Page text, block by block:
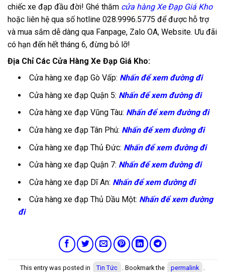
chiếc xe đạp đầu đời! Ghé thăm cửa hàng Xe Đạp Giá Kho
hoặc liên hệ qua số hotline 028.9996.5775 để được hỗ trợ
và mua sắm dễ dàng qua Fanpage, Zalo OA, Website. Ưu đãi
có hạn đến hết tháng 6, đừng bỏ lỡ!
Địa Chỉ Các Cửa Hàng Xe Đạp Giá Kho:
Cửa hàng xe đạp Gò Vấp: Nhấn để xem đường đi
Cửa hàng xe đạp Quận 5: Nhấn để xem đường đi
Cửa hàng xe đạp Vũng Tàu: Nhấn để xem đường đi
Cửa hàng xe đạp Tân Phú: Nhấn để xem đường đi
Cửa hàng xe đạp Thủ Đức: Nhấn để xem đường đi
Cửa hàng xe đạp Quận 7: Nhấn để xem đường đi
Cửa hàng xe đạp Dĩ An: Nhấn để xem đường đi
Cửa hàng xe đạp Thủ Dầu Một: Nhấn để xem đường
đi
This entry was posted in Tin Tức . Bookmark the permalink .